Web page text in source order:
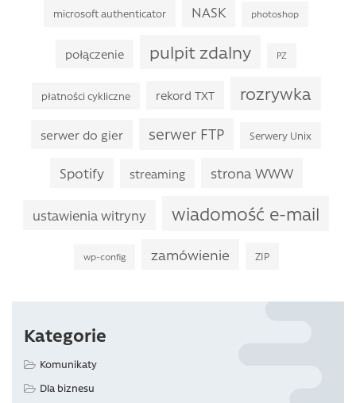
microsoft authenticator NASK photoshop
połączenie pulpit zdalny PZ
płatności cykliczne rekord TXT rozrywka
serwer do gier serwer FTP Serwery Unix
Spotify streaming strona WWW
ustawienia witryny wiadomość e-mail
wp-config zamówienie ZIP
Kategorie
Komunikaty
Dla biznesu